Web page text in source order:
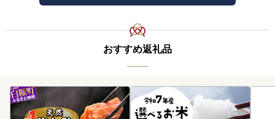
おすすめ返礼品